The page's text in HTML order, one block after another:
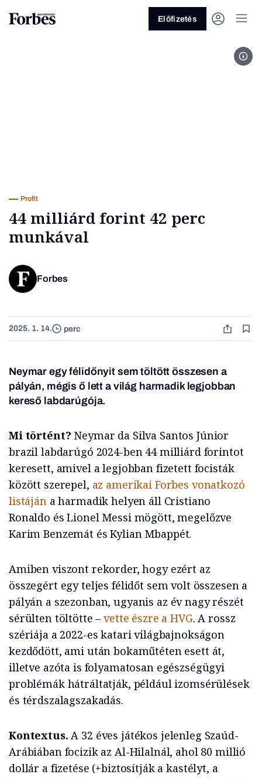
Előfizetés
Profit
44 milliárd forint 42 perc
munkával
Forbes
2025. 1. 14. perc
Neymar egy félidőnyit sem töltött összesen a
pályán, mégis ő lett a világ harmadik legjobban
kereső labdarúgója.
Mi történt? Neymar da Silva Santos Júnior
brazil labdarúgó 2024-ben 44 milliárd forintot
keresett, amivel a legjobban fizetett focisták
között szerepel, az amerikai Forbes vonatkozó
listájána harmadik helyen áll Cristiano
Ronaldo és Lionel Messi mögött, megelőzve
Karim Benzemát és Kylian Mbappét.
Amiben viszont rekorder, hogy ezért az
összegért egy teljes félidőt sem volt összesen a
pályán a szezonban, ugyanis az év nagy részét
sérülten töltötte –vette észre a HVG. A rossz
szériája a 2022-es katari világbajnokságon
kezdődött, ami után bokaműtéten esett át,
illetve azóta is folyamatosan egészségügyi
problémák hátráltatják, például izomsérülések
és térdszalagszakadás.
Kontextus. A 32 éves játékos jelenleg Szaúd-
Arábiában focizik az Al-Hilalnál, ahol 80 millió
dollár a fizetése (+biztosítják a kastélyt, a